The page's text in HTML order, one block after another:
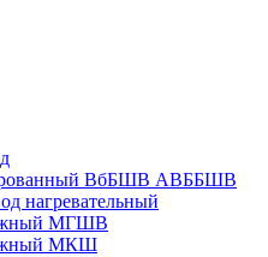
ВбБШВ АВББШВ
нагревательный
МГШВ
МКШ